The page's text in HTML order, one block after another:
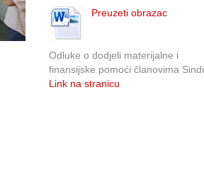
Preuzeti obrazac
Odluke o dodjeli materijalne i
finansijske pomoći članovima
Link na stranicu